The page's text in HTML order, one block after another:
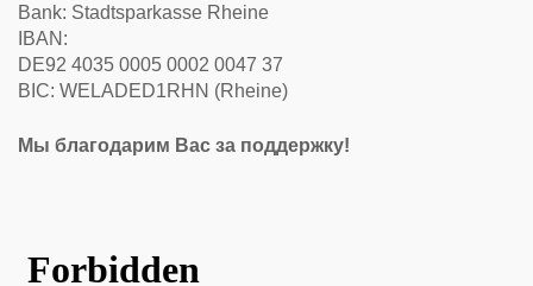
Bank: Stadtsparkasse Rheine
IBAN:
DE92 4035 0005 0002 0047 37
BIC: WELADED1RHN (Rheine)
Мы благодарим Вас за поддержку!